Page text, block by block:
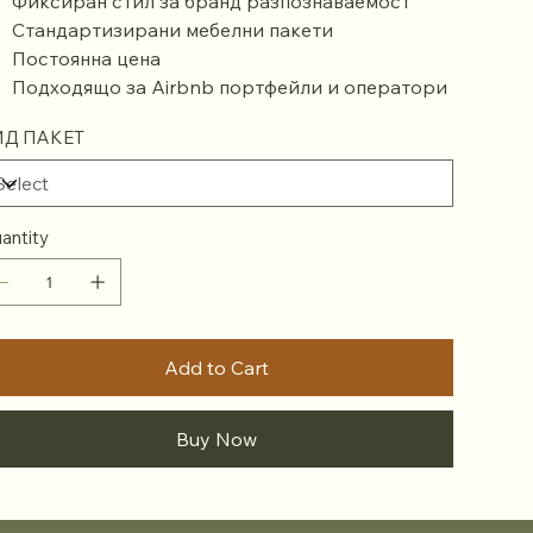
Стандартизирани мебелни пакети
Постоянна цена
Подходящо за Airbnb портфейли и оператори
ПАКЕТ
Add to Cart
Buy Now